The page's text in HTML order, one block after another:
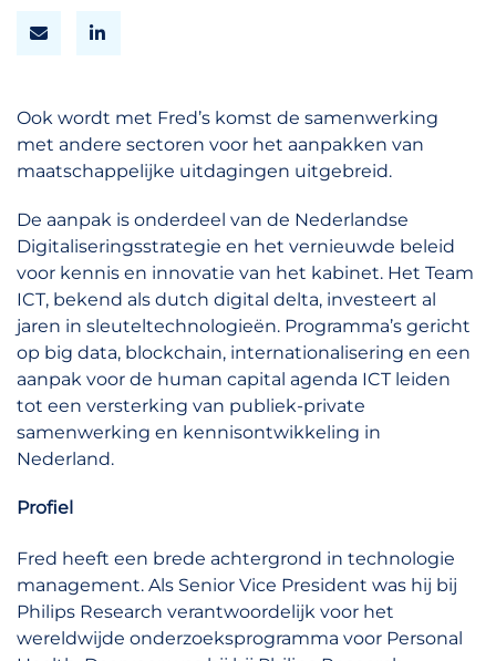
Ook wordt met Fred’s komst de samenwerking
met andere sectoren voor het aanpakken van
maatschappelijke uitdagingen uitgebreid.
De aanpak is onderdeel van de Nederlandse
Digitaliseringsstrategie en het vernieuwde beleid
voor kennis en innovatie van het kabinet. Het Team
ICT, bekend als dutch digital delta, investeert al
jaren in sleuteltechnologieën. Programma’s gericht
op big data, blockchain, internationalisering en een
aanpak voor de human capital agenda ICT leiden
tot een versterking van publiek-private
samenwerking en kennisontwikkeling in
Nederland.
Profiel
Fred heeft een brede achtergrond in technologie
management. Als Senior Vice President was hij bij
Philips Research verantwoordelijk voor het
wereldwijde onderzoeksprogramma voor Personal